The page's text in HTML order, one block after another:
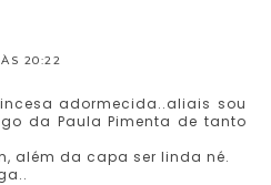
20:22
adormecida..aliais sou
da Paula Pimenta de tanto
além da capa ser linda né.